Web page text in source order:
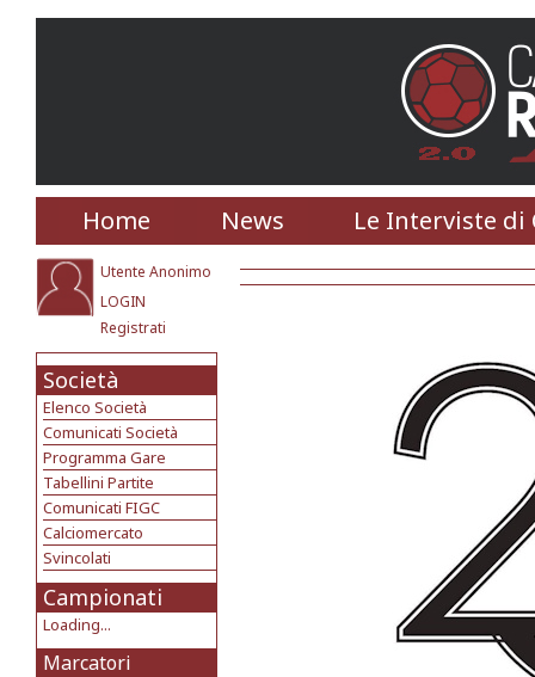
Home News Le Interviste di
Utente Anonimo
LOGIN
Registrati
Società
Elenco Società
Comunicati Società
Programma Gare
Tabellini Partite
Comunicati FIGC
Calciomercato
Svincolati
Campionati
Loading...
Marcatori